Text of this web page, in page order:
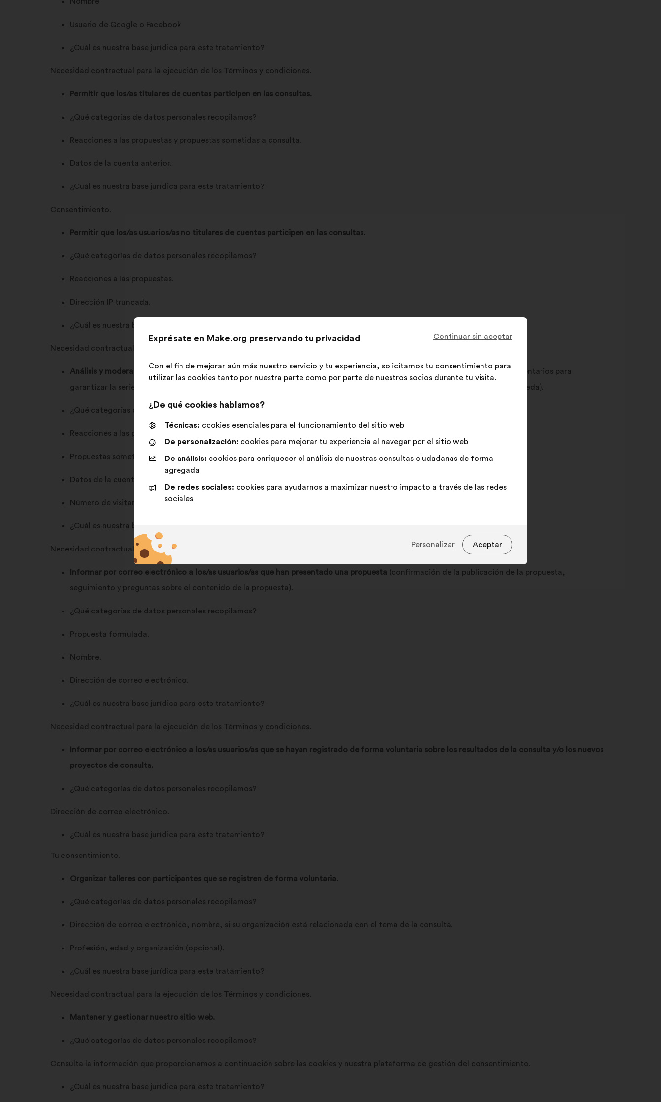
Usuario de Google o Facebook
¿Cuál es nuestra base jurídica para este tratamiento?
Necesidad contractual para la ejecución de los Términos y condiciones.
Permitir que los/as titulares de cuentas participen en las consultas.
¿Qué categorías de datos personales recopilamos?
Reacciones a las propuestas y propuestas sometidas a consulta.
Datos de la cuenta anterior.
¿Cuál es nuestra base jurídica para este tratamiento?
Consentimiento.
Permitir que los/as usuarios/as no titulares de cuentas participen en las consultas.
¿Qué categorías de datos personales recopilamos?
Reacciones a las propuestas.
Dirección IP truncada.
¿Cuál es nuestra base jurídica para este tratamiento?
Necesidad contractual para la ejecución de los Términos y condiciones.
Análisis y moderación del contenido generado por los participantes
(interacción con las propuestas, moderación de los comentarios para
garantizar la seriedad y la calidad de las opiniones, presentación de informes globales a nuestro/a(s) cliente/a(s) cuando proceda).
¿Qué categorías de datos personales recopilamos?
Reacciones a las propuestas.
Propuestas sometidas a consulta.
Datos de la cuenta.
Número de visitante.
¿Cuál es nuestra base jurídica para este tratamiento?
Necesidad contractual para la ejecución de los Términos y condiciones.
Informar por correo electrónico a los/as usuarios/as que han presentado una propuesta (confirmación de la publicación de la propuesta,
seguimiento y preguntas sobre el contenido de la propuesta).
¿Qué categorías de datos personales recopilamos?
Propuesta formulada.
Nombre.
Dirección de correo electrónico.
¿Cuál es nuestra base jurídica para este tratamiento?
Necesidad contractual para la ejecución de los Términos y condiciones.
Informar por correo electrónico a los/as usuarios/as que se hayan registrado de forma voluntaria sobre los resultados de la consulta y/o los nuevos
proyectos de consulta.
¿Qué categorías de datos personales recopilamos?
Dirección de correo electrónico.
¿Cuál es nuestra base jurídica para este tratamiento?
Tu consentimiento.
Organizar talleres con participantes que se registren de forma voluntaria.
¿Qué categorías de datos personales recopilamos?
Dirección de correo electrónico, nombre, si su organización está relacionada con el tema de la consulta.
Profesión, edad y organización (opcional).
¿Cuál es nuestra base jurídica para este tratamiento?
Necesidad contractual para la ejecución de los Términos y condiciones.
Mantener y gestionar nuestro sitio web.
¿Qué categorías de datos personales recopilamos?
Consulta la información que proporcionamos a continuación sobre las cookies y nuestra plataforma de gestión del consentimiento.
¿Cuál es nuestra base jurídica para este tratamiento?
Continuar sin aceptar
Exprésate en Make.org preservando tu privacidad
Con el fin de mejorar aún más nuestro servicio y tu experiencia, solicitamos tu consentimiento para
utilizar las cookies tanto por nuestra parte como por parte de nuestros socios durante tu visita.
¿De qué cookies hablamos?
Técnicas: cookies esenciales para el funcionamiento del sitio web
De personalización: cookies para mejorar tu experiencia al navegar por el sitio web
De análisis: cookies para enriquecer el análisis de nuestras consultas ciudadanas de forma
agregada
De redes sociales: cookies para ayudarnos a maximizar nuestro impacto a través de las redes
sociales
Aceptar
Personalizar